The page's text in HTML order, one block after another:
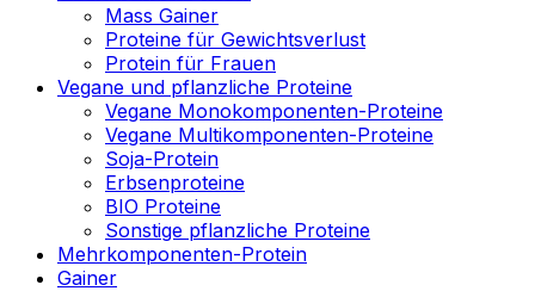
Mass Gainer
Proteine für Gewichtsverlust
Protein für Frauen
Vegane und pflanzliche Proteine
Vegane Monokomponenten-Proteine
Vegane Multikomponenten-Proteine
Soja-Protein
Erbsenproteine
BIO Proteine
Sonstige pflanzliche Proteine
Mehrkomponenten-Protein
Gainer